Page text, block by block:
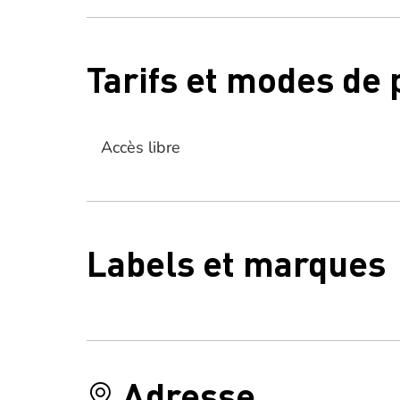
Tarifs et modes de
Accès libre
Labels et marques